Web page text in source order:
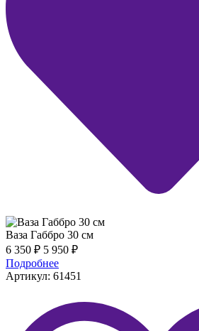
Ваза Габбро 30 см
6 350 ₽ 5 950 ₽
Подробнее
Артикул: 61451